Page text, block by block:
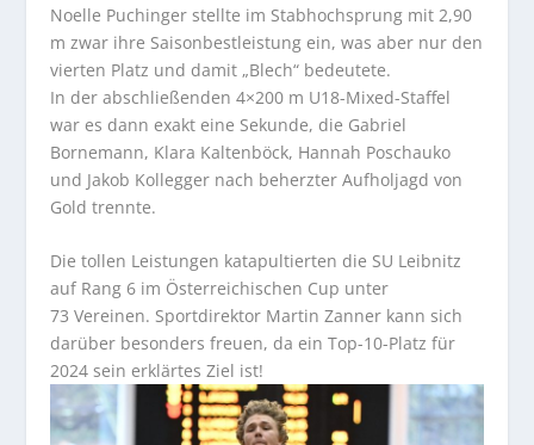
Noelle Puchinger stellte im Stabhochsprung mit 2,90
m zwar ihre Saisonbestleistung ein, was aber nur den
vierten Platz und damit „Blech“ bedeutete.
In der abschließenden 4×200 m U18-Mixed-Staffel
war es dann exakt eine Sekunde, die Gabriel
Bornemann, Klara Kaltenböck, Hannah Poschauko
und Jakob Kollegger nach beherzter Aufholjagd von
Gold trennte.
Die tollen Leistungen katapultierten die SU Leibnitz
auf Rang 6 im Österreichischen Cup unter
73 Vereinen. Sportdirektor Martin Zanner kann sich
darüber besonders freuen, da ein Top-10-Platz für
2024 sein erklärtes Ziel ist!